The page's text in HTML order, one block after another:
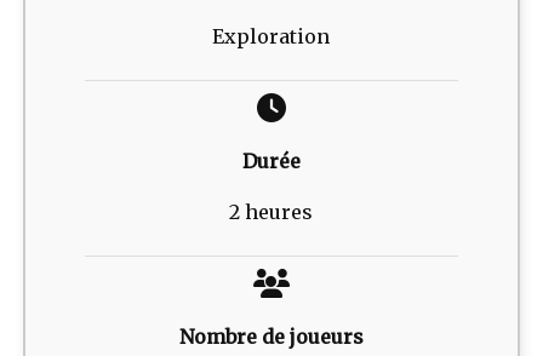
Exploration
Durée
2 heures
Nombre de joueurs